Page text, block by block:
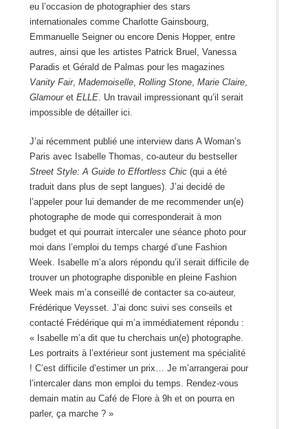
eu l’occasion de photographier des stars
internationales comme Charlotte Gainsbourg,
Emmanuelle Seigner ou encore Denis Hopper, entre
autres, ainsi que les artistes Patrick Bruel, Vanessa
Paradis et Gérald de Palmas pour les magazines
Vanity Fair, Mademoiselle, Rolling Stone, Marie Claire,
Glamouret ELLE. Un travail impressionant qu’il serait
impossible de détailler ici.
J’ai récemment publié une interview dans A Woman’s
Paris avec Isabelle Thomas, co-auteur du bestseller
Street Style: A Guide to Effortless Chic(qui a été
traduit dans plus de sept langues). J’ai decidé de
l’appeler pour lui demander de me recommender un(e)
photographe de mode qui corresponderait à mon
budget et qui pourrait intercaler une séance photo pour
moi dans l’emploi du temps chargé d’une Fashion
Week. Isabelle m’a alors répondu qu’il serait difficile de
trouver un photographe disponible en pleine Fashion
Week mais m’a conseillé de contacter sa co-auteur,
Frédérique Veysset. J’ai donc suivi ses conseils et
contacté Frédérique qui m’a immédiatement répondu :
« Isabelle m’a dit que tu cherchais un(e) photographe.
Les portraits à l’extérieur sont justement ma spécialité
! C’est difficile d’estimer un prix… Je m’arrangerai pour
l’intercaler dans mon emploi du temps. Rendez-vous
demain matin au Café de Flore à 9h et on pourra en
parler, ça marche ? »